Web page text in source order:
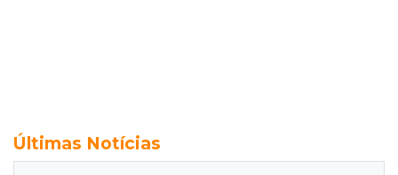
Últimas Notícias